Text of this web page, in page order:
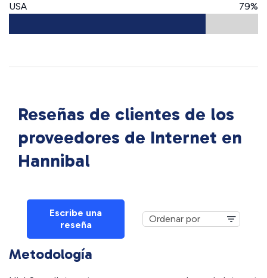
USA 79%
Reseñas de clientes de los
proveedores de Internet en
Hannibal
Escribe una
reseña
Metodología